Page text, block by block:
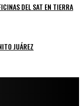
DEL SAT EN TIERRA
JUÁREZ